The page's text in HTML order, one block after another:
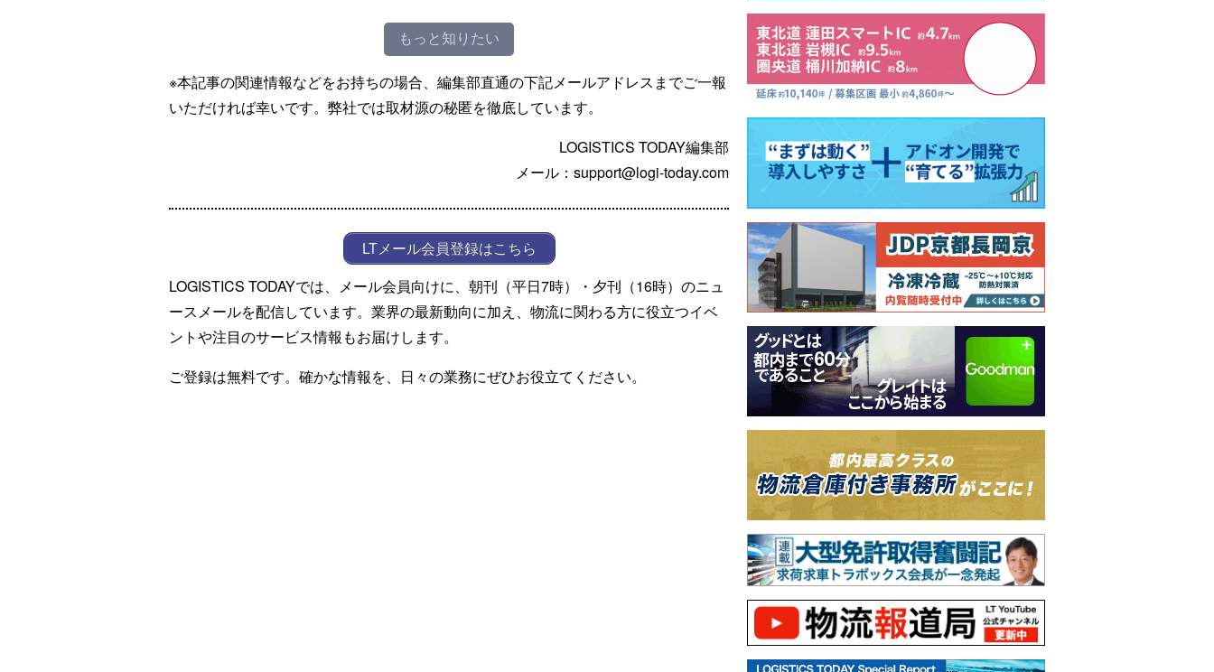
もっと知りたい
※本記事の関連情報などをお持ちの場合、編集部直通の下記メールアドレスまでご一報
いただければ幸いです。弊社では取材源の秘匿を徹底しています。
LOGISTICS TODAY編集部
メール：support@logi-today.com
LTメール会員登録はこちら
LOGISTICS TODAYでは、メール会員向けに、朝刊（平日7時）・夕刊（16時）のニュ
ースメールを配信しています。業界の最新動向に加え、物流に関わる方に役立つイベ
ントや注目のサービス情報もお届けします。
ご登録は無料です。確かな情報を、日々の業務にぜひお役立てください。